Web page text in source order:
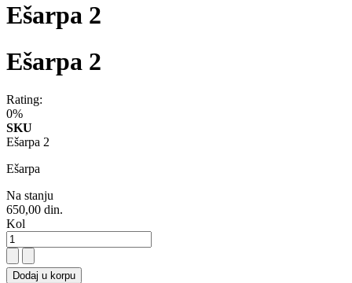
Ešarpa 2
Ešarpa 2
Rating:
0%
SKU
Ešarpa 2
Ešarpa
Na stanju
650,00 din.
Kol
Dodaj u korpu